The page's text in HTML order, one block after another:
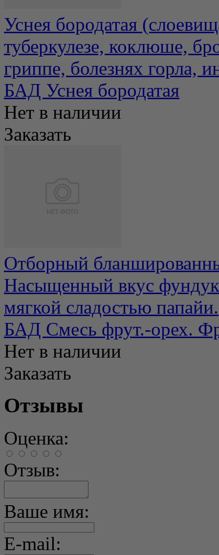
Уснея бородатая
туберкулезе, коклюше,
гриппе, болезнях горла,
БАД Уснея бородатая
Нет в наличии
Заказать
Отборный
Насыщенный вкус
мягкой сладостью папайи.
БАД Смесь фрут.-орех.
Нет в наличии
Заказать
Отзывы
Оценка:
Отзыв:
Ваше имя:
E-mail: